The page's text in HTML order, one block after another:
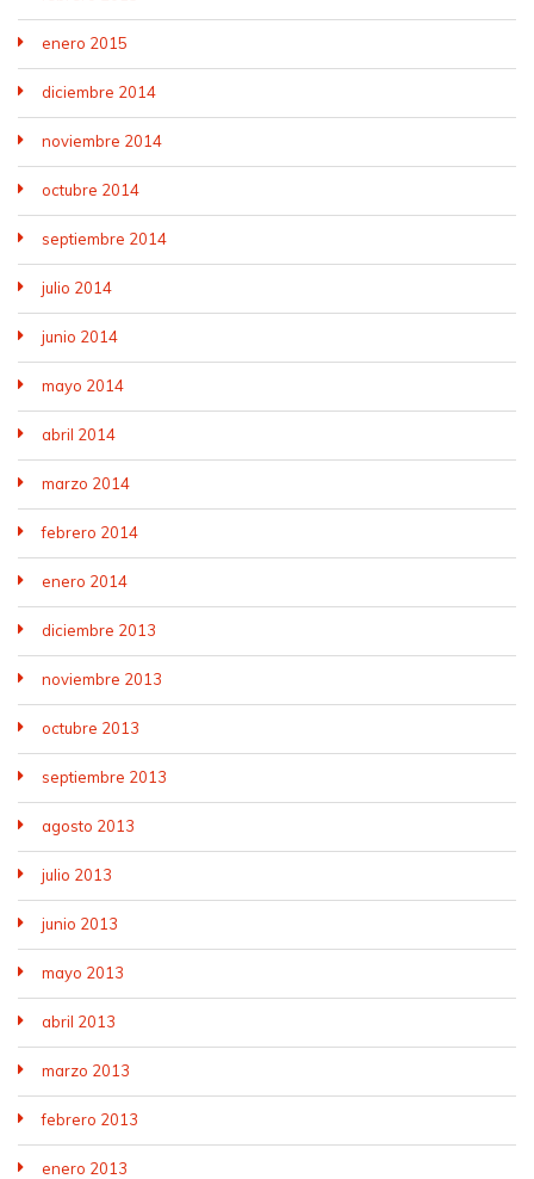
enero 2015
diciembre 2014
noviembre 2014
octubre 2014
septiembre 2014
julio 2014
junio 2014
mayo 2014
abril 2014
marzo 2014
febrero 2014
enero 2014
diciembre 2013
noviembre 2013
octubre 2013
septiembre 2013
agosto 2013
julio 2013
junio 2013
mayo 2013
abril 2013
marzo 2013
febrero 2013
enero 2013